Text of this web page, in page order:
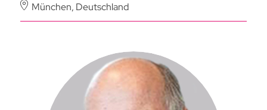
München, Deutschland